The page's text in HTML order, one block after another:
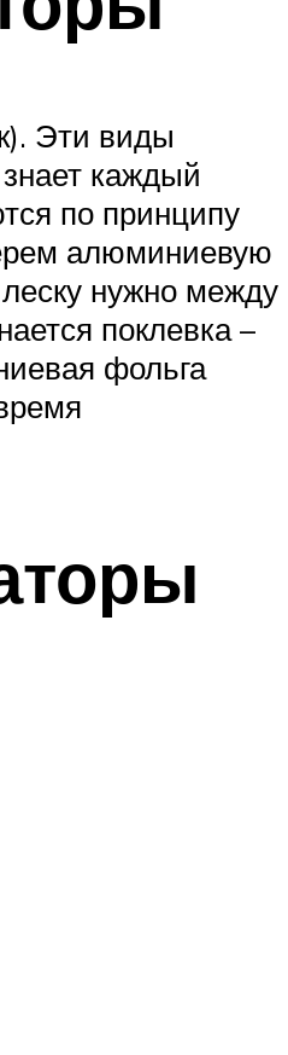
Эти виды
каждый
по принципу
алюминиевую
нужно между
поклевка –
фольга